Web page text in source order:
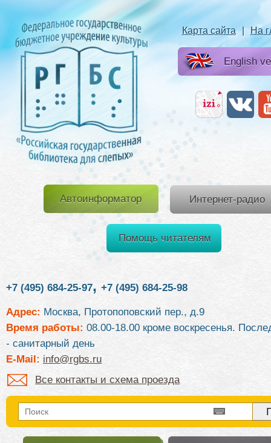
Карта сайта | На
English
Автоинформатор Интернет-радио
Помощь читателям
+7 (495) 684-25-97, +7 (495) 684-25-98
Адрес: Москва, Протопоповский пер., д.9
Время работы: 08.00-18.00 кроме воскресенья.
- санитарный день
E-Mail: info@rgbs.ru
Все контакты и схема проезда